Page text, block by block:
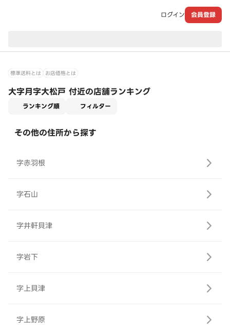
ログイン 会員登録
標準送料とは お店価格とは
大字月字大松戸 付近の店舗ランキング
ランキング順 フィルター
その他の住所から探す
字赤羽根
字石山
字井軒貝津
字岩下
字上貝津
字上野原